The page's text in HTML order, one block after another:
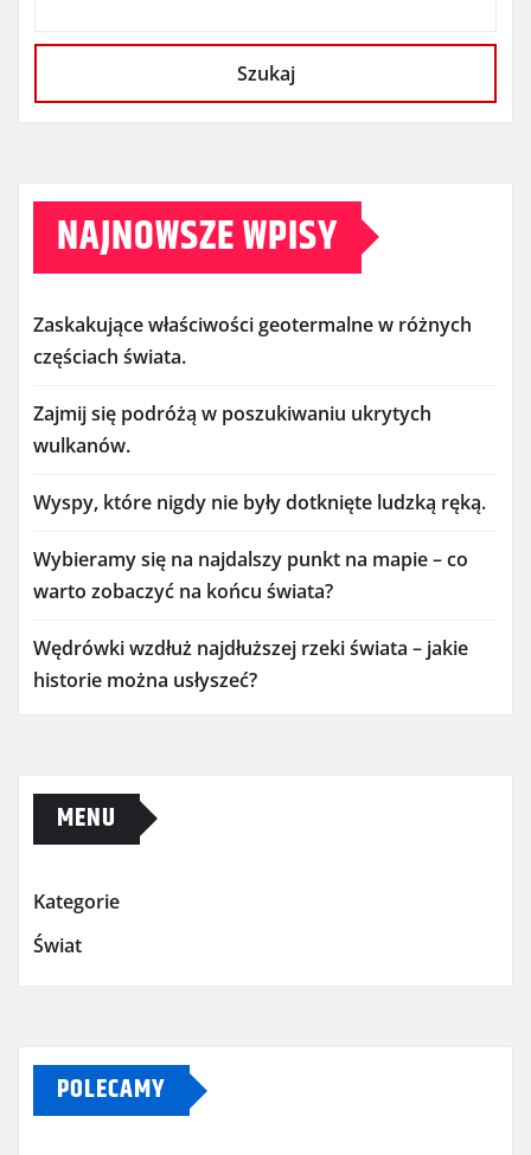
Szukaj
NAJNOWSZE WPISY
Zaskakujące właściwości geotermalne w różnych
częściach świata.
Zajmij się podróżą w poszukiwaniu ukrytych
wulkanów.
Wyspy, które nigdy nie były dotknięte ludzką ręką.
Wybieramy się na najdalszy punkt na mapie – co
warto zobaczyć na końcu świata?
Wędrówki wzdłuż najdłuższej rzeki świata – jakie
historie można usłyszeć?
MENU
Kategorie
Świat
POLECAMY